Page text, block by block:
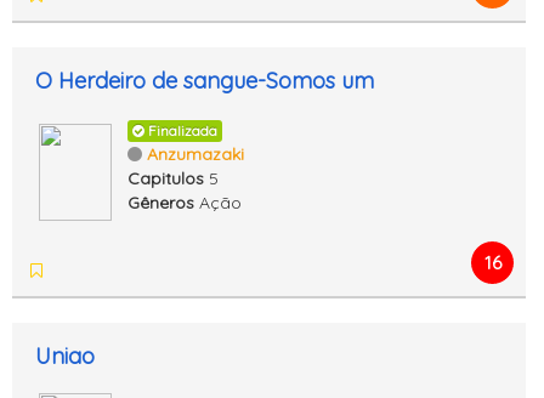
O Herdeiro de sangue-Somos um
Finalizada
Anzumazaki
Capitulos 5
Gêneros Ação
16
Uniao